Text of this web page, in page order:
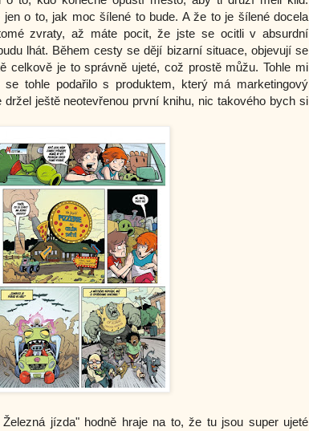
jen o to, jak moc šílené to bude. A že to je šílené docela
zvraty, až máte pocit, že jste se ocitli v absurdní
lhát. Během cesty se dějí bizarní situace, objevují se
celkově je to správně ujeté, což prostě můžu. Tohle mi
tohle podařilo s produktem, který má marketingový
ještě neotevřenou první knihu, nic takového bych si
jízda" hodně hraje na to, že tu jsou super ujeté